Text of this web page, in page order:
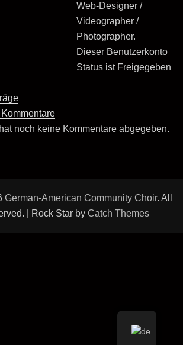
Web-Designer /
Videographer /
Photographer.
Dieser Benutzerkonto
Status ist Freigegeben
Kommentare
noch keine Kommentare abgegeben.
German-American Community Choir. All
| Rock Star by Catch Themes